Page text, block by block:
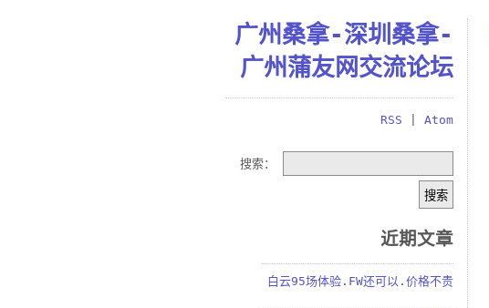
广州桑拿-深圳桑拿-
广州蒲友网交流论坛
RSS Atom
搜索：
近期文章
白云95场体验.FW还可以.价格不贵